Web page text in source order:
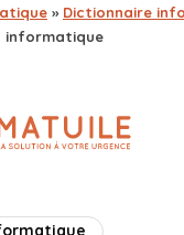
» Dictionnaire
informatique